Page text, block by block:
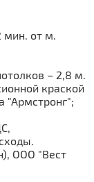
мин. от м.
– 2,8 м.
краской
"Армстронг";
ООО "Вест